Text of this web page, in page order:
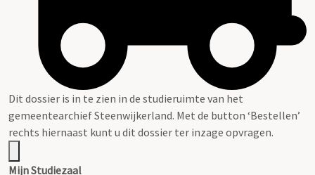
Dit dossier is in te zien in de studieruimte van het
gemeentearchief Steenwijkerland. Met de button ‘Bestellen’
rechts hiernaast kunt u dit dossier ter inzage opvragen.
Mijn Studiezaal